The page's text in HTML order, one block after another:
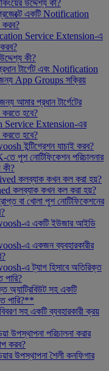
উদ্দেশ্য কী?
একটি Notification
Service Extension-এ
কী?
টার্গেট এবং Notification
App Groups সক্রিয়
আমার প্রধান টার্গেটের
হবে?
Service Extension-এর
হবে?
ইন্টিগ্রেশন যাচাই করব?
পুশ নোটিফিকেশন পরিচালনার
কী?
কলব্যাক কখন কল করা হয়?
কলব্যাক কখন কল করা হয়?
বা খোলা পুশ নোটিফিকেশনের
এ একটি ইউজার আইডি
এ একজন ব্যবহারকারীর
এ ট্যাগ হিসাবে অতিরিক্ত
পারি?
অ্যাট্রিবিউট সহ একটি
পারি?**
সহ একটি ব্যবহারকারী ক্রয়
উপস্থাপনা পরিচালনা করার
করব?
উপস্থাপনা শৈলী কনফিগার